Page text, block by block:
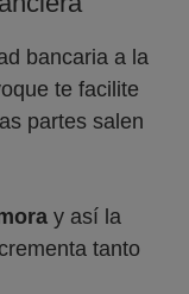
bancaria a la
te facilite
partes salen
y así la
tanto